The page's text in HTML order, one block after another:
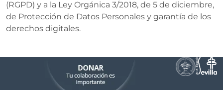
(RGPD) y a la Ley Orgánica 3/2018, de 5 de diciembre,
de Protección de Datos Personales y garantía de los
derechos digitales.